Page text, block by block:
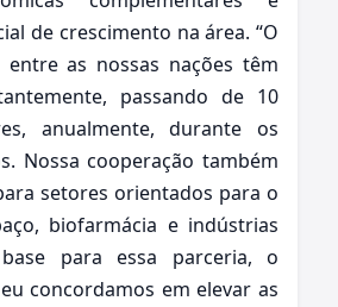
de crescimento na área. “O
entre as nossas nações têm
passando de 10
anualmente, durante os
Nossa cooperação também
setores orientados para o
biofarmácia e indústrias
para essa parceria, o
concordamos em elevar as